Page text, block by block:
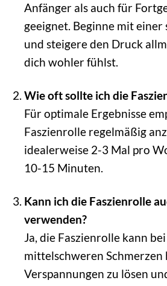
Anfänger als auch für
geeignet. Beginne mit einer
und steigere den Druck
dich wohler fühlst.
Wie oft sollte ich die
Für optimale Ergebnisse
Faszienrolle regelmäßig
idealerweise 2-3 Mal pro
10-15 Minuten.
Kann ich die Faszienrolle
verwenden?
Ja, die Faszienrolle kann
mittelschweren Schmerzen
Verspannungen zu lösen